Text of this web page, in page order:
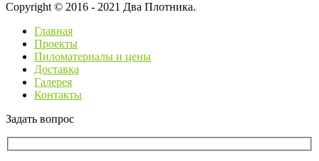
Copyright © 2016 - 2021 Два Плотника.
Главная
Проекты
Пиломатериалы и цены
Доставка
Галерея
Контакты
Задать вопрос